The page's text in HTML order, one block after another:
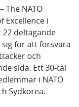
The NATO
Excellence i
deltagande
för att försvara
och
sida. Ett 30-tal
i NATO
Sydkorea.